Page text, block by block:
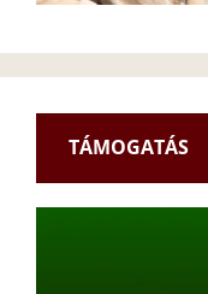
TÁMOGATÁS